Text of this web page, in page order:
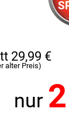
29,99 €
alter Preis)
nur